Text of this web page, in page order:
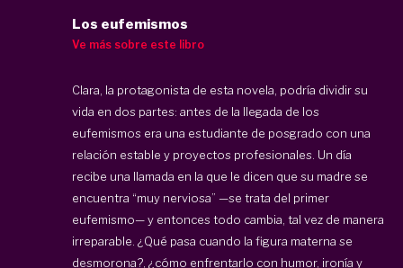
Los eufemismos
Ve más sobre este libro
Clara, la protagonista de esta novela, podría dividir su
vida en dos partes: antes de la llegada de los
eufemismos era una estudiante de posgrado con una
relación estable y proyectos profesionales. Un día
recibe una llamada en la que le dicen que su madre se
encuentra “muy nerviosa” —se trata del primer
eufemismo— y entonces todo cambia, tal vez de manera
irreparable. ¿Qué pasa cuando la figura materna se
desmorona?, ¿cómo enfrentarlo con humor, ironía y